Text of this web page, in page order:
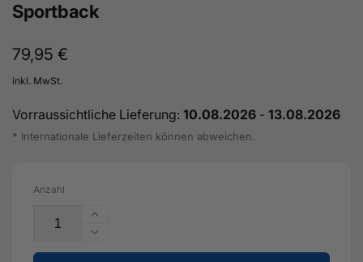
Sportback
Normaler
Preis
79,95 €
inkl. MwSt.
Vorraussichtliche Lieferung: 10.08.2026 - 13.08.2026
* Internationale Lieferzeiten können abweichen.
Anzahl
Erhöhe
die
Menge
Verringere
die